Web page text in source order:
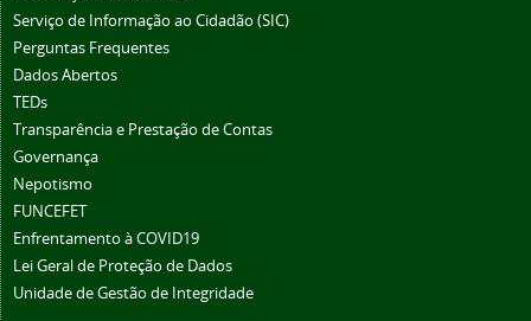
Serviço de Informação ao Cidadão (SIC)
Perguntas Frequentes
Dados Abertos
TEDs
Transparência e Prestação de Contas
Governança
Nepotismo
FUNCEFET
Enfrentamento à COVID19
Lei Geral de Proteção de Dados
Unidade de Gestão de Integridade